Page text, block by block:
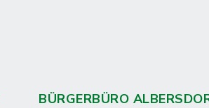
BÜRGERBÜRO